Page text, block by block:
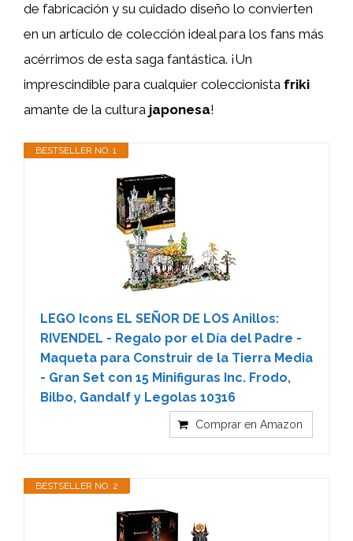
de fabricación y su cuidado diseño lo convierten
en un artículo de colección ideal para los fans más
acérrimos de esta saga fantástica. ¡Un
imprescindible para cualquier coleccionista friki
amante de la cultura japonesa!
BESTSELLER NO. 1
LEGO Icons EL SEÑOR DE LOS Anillos:
RIVENDEL - Regalo por el Día del Padre -
Maqueta para Construir de la Tierra Media
- Gran Set con 15 Minifiguras Inc. Frodo,
Bilbo, Gandalf y Legolas 10316
Comprar en Amazon
BESTSELLER NO. 2